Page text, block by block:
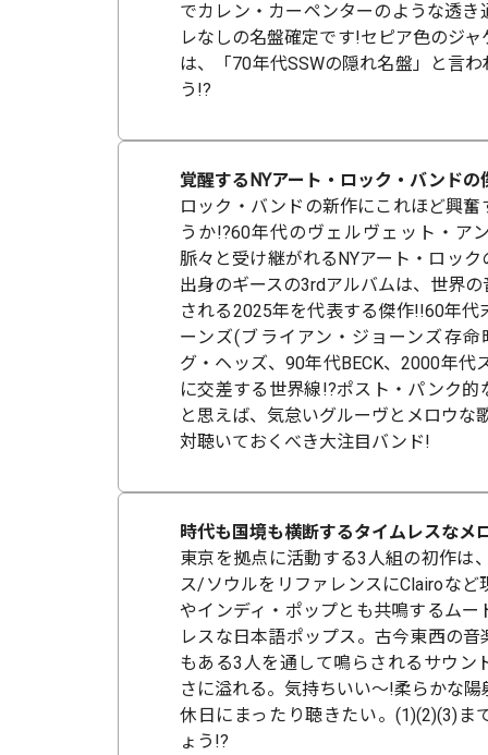
でカレン・カーペンターのような透き
レなしの名盤確定です!セピア色のジ
は、「70年代SSWの隠れ名盤」と言
う!?
覚醒するNYアート・ロック・バンドの
ロック・バンドの新作にこれほど興
うか!?60年代のヴェルヴェット・ア
脈々と受け継がれるNYアート・ロッ
出身のギースの3rdアルバムは、世界
される2025年を代表する傑作!!60年代
ーンズ(ブライアン・ジョーンズ存
グ・ヘッズ、90年代BECK、2000年代
に交差する世界線!?ポスト・パンク的
と思えば、気怠いグルーヴとメロウな
対聴いておくべき大注目バンド!
時代も国境も横断するタイムレスなメ
東京を拠点に活動する3人組の初作は
ス/ソウルをリファレンスにClairoなど
やインディ・ポップとも共鳴するムー
レスな日本語ポップス。古今東西の
もある3人を通して鳴らされるサウン
さに溢れる。気持ちいい～!柔らかな
休日にまったり聴きたい。(1)(2)(3)ま
ょう!?